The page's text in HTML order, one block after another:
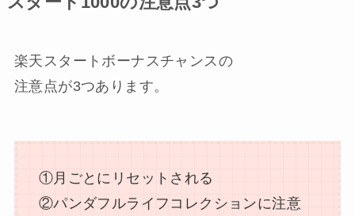
楽天スタートボーナスチャンスの
注意点が3つあります。
①月ごとにリセットされる
②パンダフルライフコレクションに注意